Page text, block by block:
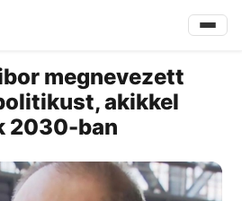
megnevezett
akikkel
2030-ban